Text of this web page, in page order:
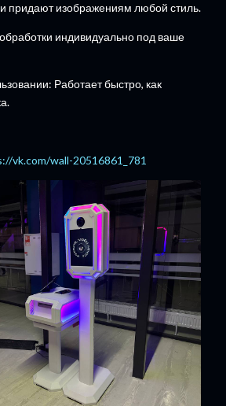
придают изображениям любой стиль.
индивидуально под ваше
Работает быстро, как
vk.com/wall-20516861_781